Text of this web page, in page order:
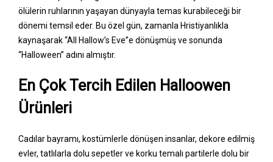
ölülerin ruhlarının yaşayan dünyayla temas kurabileceği bir
dönemi temsil eder. Bu özel gün, zamanla Hristiyanlıkla
kaynaşarak “All Hallow’s Eve”e dönüşmüş ve sonunda
“Halloween” adını almıştır.
En Çok Tercih Edilen Halloowen
Ürünleri
Cadılar bayramı, kostümlerle dönüşen insanlar, dekore edilmiş
evler, tatlılarla dolu sepetler ve korku temalı partilerle dolu bir